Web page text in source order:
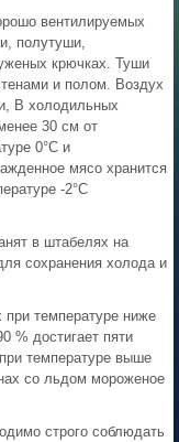
вентилируемых
полутуши,
крючках. Туши
и полом. Воздух
В холодильных
30 см от
0°С и
мясо хранится
-2°С
в штабелях на
сохранения холода и
при температуре ниже
% достигает пяти
температуре выше
со льдом мороженое
строго соблюдать